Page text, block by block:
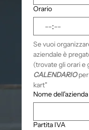
Orario
:
Se vuoi
aziendale è
CALENDARIO per
kart"
Nome dell'azienda
Partita IVA